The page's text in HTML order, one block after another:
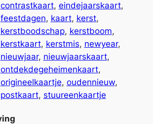
contrastkaart, eindejaarskaart
feestdagen, kaart, kerst
kerstboodschap, kerstboom
kerstkaart, kerstmis, newyear
nieuwjaar, nieuwjaarskaart
ontdekdegeheimenkaart
origineelkaartje, oudennieuw
postkaart, stuureenkaartje